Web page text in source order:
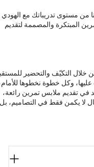
من مستوى تدريباتك مع الهودي
المبتكرة والمصممة لتقديم
خلال التكيّف والتحضير
وكل خطوة نخطوها
في تقديم ملابس تمرين رائعة،
لا يكمن فقط في التصاميم، بل